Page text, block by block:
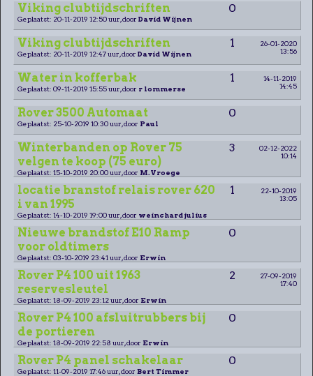
Viking clubtijdschriften 0
Geplaatst: 20-11-2019 12:50 uur, door David Wijnen
Viking clubtijdschriften 1
26-01-2020
13:56
Geplaatst: 20-11-2019 12:47 uur, door David Wijnen
Water in kofferbak 1
14-11-2019
14:45
Geplaatst: 09-11-2019 15:55 uur, door r lommerse
Rover 3500 Automaat 0
Geplaatst: 25-10-2019 10:30 uur, door Paul
Winterbanden op Rover 75
velgen te koop (75 euro)
3
02-12-2022
10:14
Geplaatst: 15-10-2019 20:00 uur, door M.Vroege
locatie branstof relais rover 620
i van 1995
1
22-10-2019
13:05
Geplaatst: 14-10-2019 19:00 uur, door weinchard julius
Nieuwe brandstof E10 Ramp
voor oldtimers
0
Geplaatst: 03-10-2019 23:41 uur, door Erwin
Rover P4 100 uit 1963
reservesleutel
2
27-09-2019
17:40
Geplaatst: 18-09-2019 23:12 uur, door Erwin
Rover P4 100 afsluitrubbers bij
de portieren
0
Geplaatst: 18-09-2019 22:58 uur, door Erwin
Rover P4 panel schakelaar 0
Geplaatst: 11-09-2019 17:46 uur, door Bert Timmer